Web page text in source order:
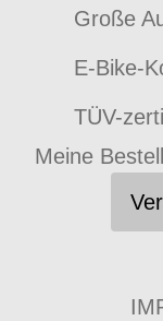
Große
E-Bike-
TÜV-
Meine